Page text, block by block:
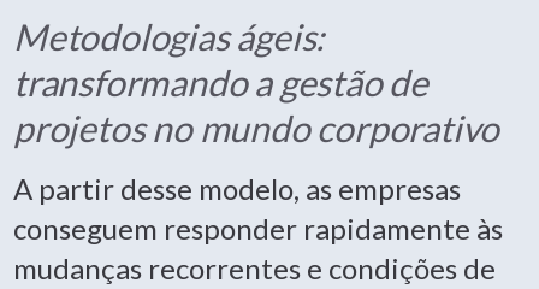
Metodologias ágeis:
transformando a gestão de
projetos no mundo corporativo
A partir desse modelo, as empresas
conseguem responder rapidamente às
mudanças recorrentes e condições de